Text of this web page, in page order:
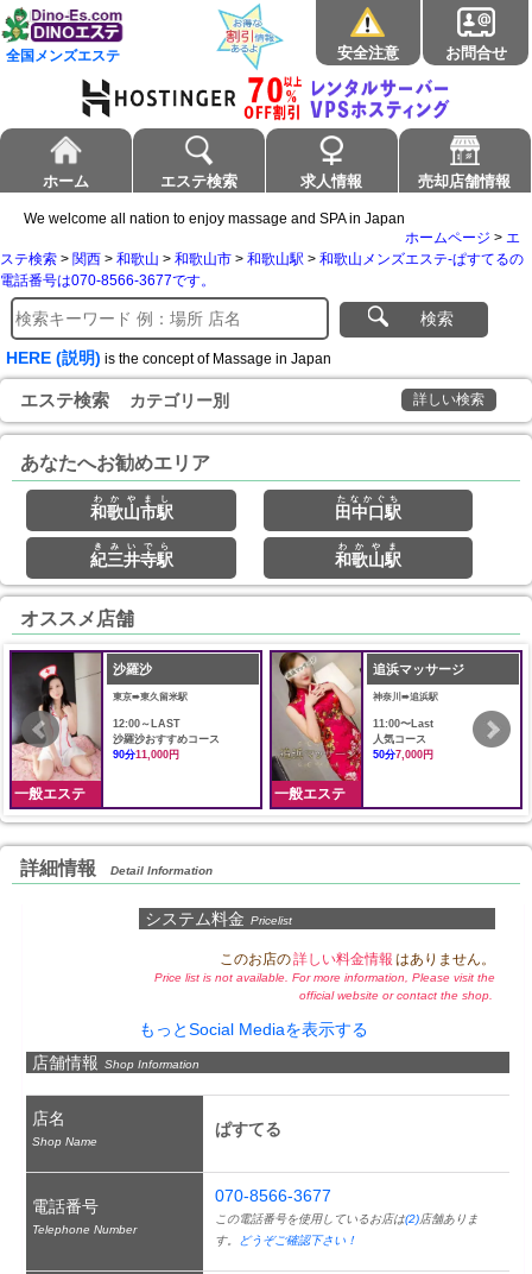
全国メンズエステ 安全注意 お問合せ
ホーム エステ検索 求人情報 売却店舗情報
We welcome all nation to enjoy massage and SPA in Japan
ホームページ > エ
ステ検索 > 関西 > 和歌山 > 和歌山市 > 和歌山駅 > 和歌山メンズエステ-ぱすてるの
電話番号は070-8566-3677です。
検索
HERE (説明) is the concept of Massage in Japan
エステ検索 カテゴリー別 詳しい検索
あなたへお勧めエリア
和歌山市駅
わかやまし
田中口駅
たなかぐち
紀三井寺駅
きみいでら
和歌山駅
わかやま
オススメ店舗
一般エステ
沙羅沙
東京➠東久留米駅
12:00～LAST
沙羅沙おすすめコース
90分11,000円
一般エステ
追浜マッサージ
神奈川➠追浜駅
11:00〜Last
人気コース
50分7,000円
詳細情報 Detail Information
システム料金 Pricelist
このお店の詳しい料金情報 はありません。
Price list is not available. For more information, Please visit the
official website or contact the shop.
もっとSocial Mediaを表示する
店舗情報 Shop Information
店名
Shop Name
ぱすてる
電話番号
Telephone Number
070-8566-3677
この電話番号を使用しているお店は(2)店舗ありま
す。
どうぞご確認下さい！